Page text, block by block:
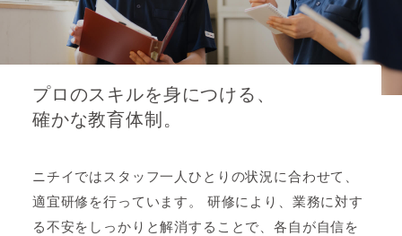
あなたの地域ではたらく
介護のお仕事・キャリア
早わかりニチイの介護
プロのスキルを身につける、
確かな教育体制。
ニチイではスタッフ一人ひとりの状況に合わせて、
適宜研修を行っています。
研修により、業務に対す
る不安をしっかりと解消することで、各自が自信を